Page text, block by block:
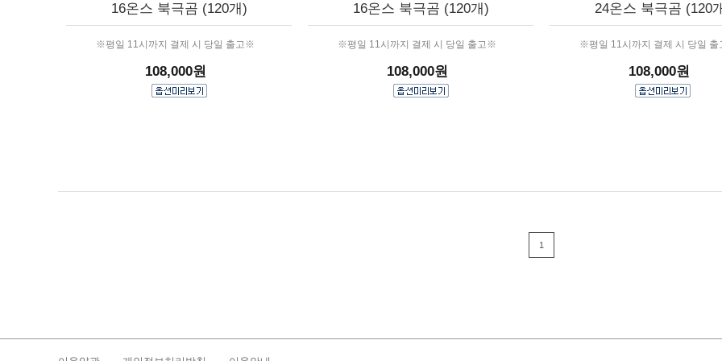
16온스 북극곰 (120개)
※평일 11시까지 결제 시 당일 출고※
108,000원
16온스 북극곰 (120개)
※평일 11시까지 결제 시 당일 출고※
108,000원
24온스 북극곰 (120
※평일 11시까지 결제 시 당일
108,000원
1